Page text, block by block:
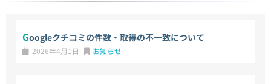
Googleクチコミの件数・取得の不一致について
2026年4月1日 お知らせ